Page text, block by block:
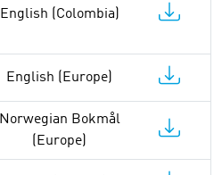
English (Colombia)
English (Europe)
Norwegian Bokmål
(Europe)